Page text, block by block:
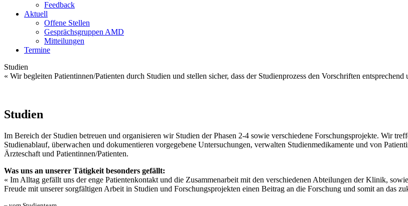
Feedback
Aktuell
Offene Stellen
Gesprächsgruppen AMD
Mitteilungen
Termine
Studien
« Wir begleiten Patientinnen/Patienten durch Studien und stellen sicher, dass der Studienprozess den Vorschriften
Studien
Im Bereich der Studien betreuen und organisieren wir Studien der Phasen 2-4 sowie verschiedene Forschungsprojekte. Wir
Studienablauf, überwachen und dokumentieren vorgegebene Untersuchungen, verwalten Studienmedikamente und von
Ärzteschaft und Patientinnen/Patienten.
Was uns an unserer Tätigkeit besonders gefällt:
« Im Alltag gefällt uns der enge Patientenkontakt und die Zusammenarbeit mit den verschiedenen Abteilungen der Klinik,
Freude mit unserer sorgfältigen Arbeit in Studien und Forschungsprojekten einen Beitrag an die Forschung und somit an das